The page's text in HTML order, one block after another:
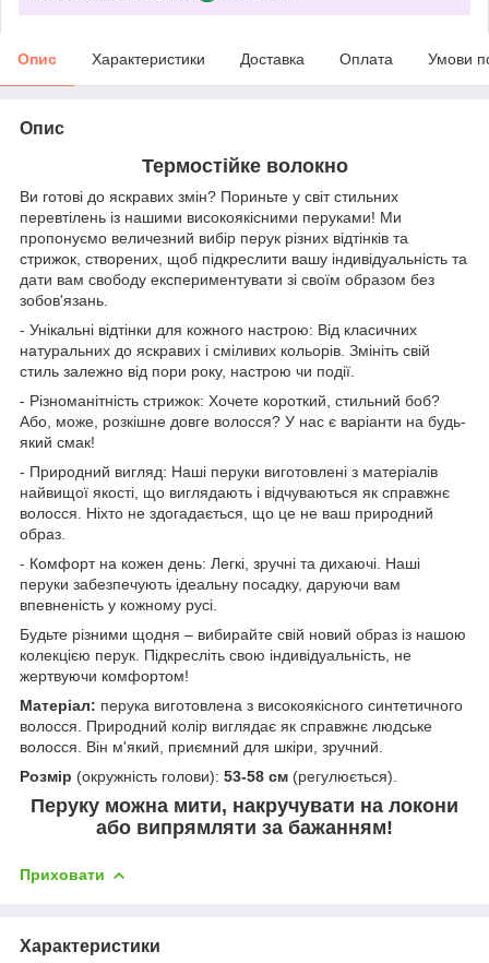
Опис Характеристики Доставка Оплата Умови
Опис
Термостійке волокно
Ви готові до яскравих змін? Пориньте у світ стильних
перевтілень із нашими високоякісними перуками! Ми
пропонуємо величезний вибір перук різних відтінків та
стрижок, створених, щоб підкреслити вашу індивідуальність та
дати вам свободу експериментувати зі своїм образом без
зобов'язань.
- Унікальні відтінки для кожного настрою: Від класичних
натуральних до яскравих і сміливих кольорів. Змініть свій
стиль залежно від пори року, настрою чи події.
- Різноманітність стрижок: Хочете короткий, стильний боб?
Або, може, розкішне довге волосся? У нас є варіанти на будь-
який смак!
- Природний вигляд: Наші перуки виготовлені з матеріалів
найвищої якості, що виглядають і відчуваються як справжнє
волосся. Ніхто не здогадається, що це не ваш природний
образ.
- Комфорт на кожен день: Легкі, зручні та дихаючі. Наші
перуки забезпечують ідеальну посадку, даруючи вам
впевненість у кожному русі.
Будьте різними щодня – вибирайте свій новий образ із нашою
колекцією перук. Підкресліть свою індивідуальність, не
жертвуючи комфортом!
Матеріал: перука виготовлена з високоякісного синтетичного
волосся. Природний колір виглядає як справжнє людське
волосся. Він м'який, приємний для шкіри, зручний.
Розмір (окружність голови): 53-58 см (регулюється).
Перуку можна мити, накручувати на локони
або випрямляти за бажанням!
Приховати
Характеристики